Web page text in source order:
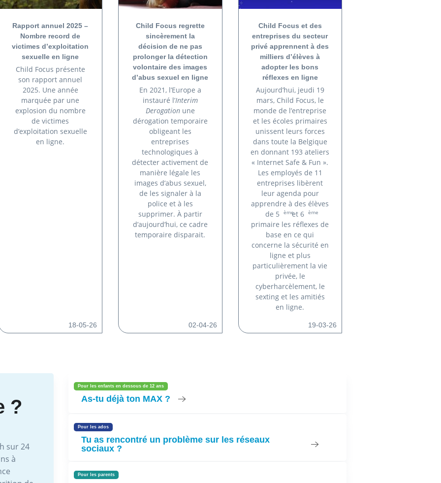
Rapport annuel 2025 –
Nombre record de
victimes d’exploitation
sexuelle en ligne
Child Focus présente
son rapport annuel
2025. Une année
marquée par une
explosion du nombre
de victimes
d’exploitation sexuelle
en ligne.
18-05-26
Child Focus regrette
sincèrement la
décision de ne pas
prolonger la détection
volontaire des images
d’abus sexuel en ligne
En 2021, l’Europe a
instauré l’Interim
Derogationune
dérogation temporaire
obligeant les
entreprises
technologiques à
détecter activement de
manière légale les
images d’abus sexuel,
de les signaler à la
police et à les
supprimer. À partir
d’aujourd’hui, ce cadre
temporaire disparait.
02-04-26
Child Focus et des
entreprises du secteur
privé apprennent à des
milliers d’élèves à
adopter les bons
réflexes en ligne
Aujourd’hui, jeudi 19
mars, Child Focus, le
monde de l’entreprise
et les écoles primaires
unissent leurs forces
dans toute la Belgique
en donnant 193 ateliers
« Internet Safe & Fun ».
Les employés de 11
entreprises libèrent
leur agenda pour
apprendre à des élèves
de 5
èmeet 6 ème
primaire les réflexes de
base en ce qui
concerne la sécurité en
ligne et plus
particulièrement la vie
privée, le
cyberharcèlement, le
sexting et les amitiés
en ligne.
19-03-26
?
sur 24
à
Pour les enfants en dessous de 12 ans
As-tu déjà ton MAX ?
Pour les ados
Tu as rencontré un problème sur les réseaux
sociaux ?
Pour les parents